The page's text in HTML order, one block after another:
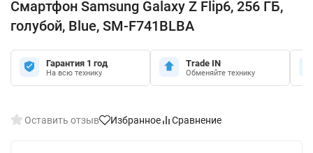
Смартфон Samsung Galaxy Z Flip6, 256 ГБ,
голубой, Blue, SM-F741BLBA
Гарантия 1 год
На всю технику
Trade IN
Обменяйте технику
Оставить отзыв Избранное Сравнение